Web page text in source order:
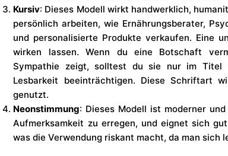
Kursiv: Dieses Modell wirkt handwerklich,
persönlich arbeiten, wie Ernährungsberater,
und personalisierte Produkte verkaufen. Eine
wirken lassen. Wenn du eine Botschaft
Sympathie zeigt, solltest du sie nur im Titel
Lesbarkeit beeinträchtigen. Diese Schriftart
genutzt.
Neonstimmung: Dieses Modell ist moderner
Aufmerksamkeit zu erregen, und eignet sich
was die Verwendung riskant macht, da man sich